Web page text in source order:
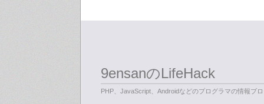
9ensanのLifeHack
PHP、JavaScript、Androidなどのプログラマの情報ブ